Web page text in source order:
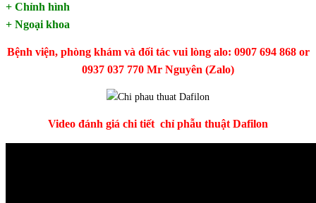
+ Chỉnh hình
​+ Ngoại khoa
Bệnh viện, phòng khám và đối tác vui lòng alo: 0907 694 868 or
0937 037 770 Mr Nguyên (Zalo)
Video đánh giá chi tiết chỉ phẫu thuật Dafilon